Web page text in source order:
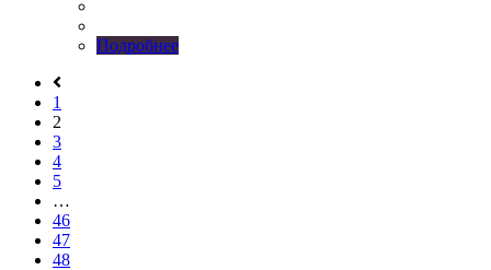
Подробнее
1
2
3
4
5
…
46
47
48